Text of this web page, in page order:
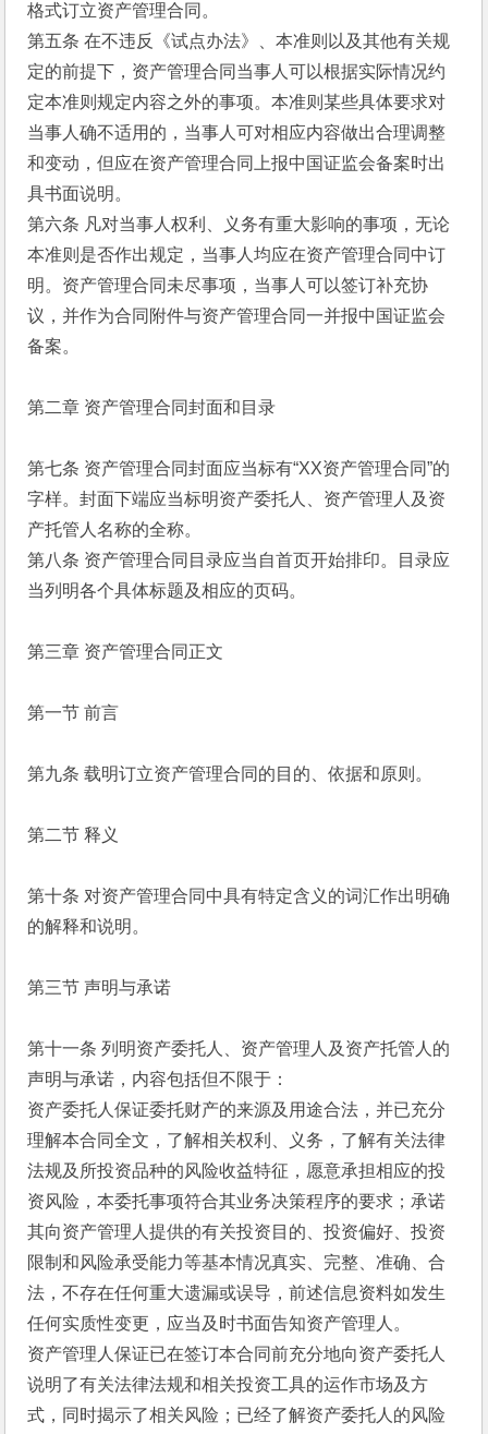
格式订立资产管理合同。
第五条 在不违反《试点办法》、本准则以及其他有关规
定的前提下，资产管理合同当事人可以根据实际情况约
定本准则规定内容之外的事项。本准则某些具体要求对
当事人确不适用的，当事人可对相应内容做出合理调整
和变动，但应在资产管理合同上报中国证监会备案时出
具书面说明。
第六条 凡对当事人权利、义务有重大影响的事项，无论
本准则是否作出规定，当事人均应在资产管理合同中订
明。资产管理合同未尽事项，当事人可以签订补充协
议，并作为合同附件与资产管理合同一并报中国证监会
备案。
第二章 资产管理合同封面和目录
第七条 资产管理合同封面应当标有“XX资产管理合同”的
字样。封面下端应当标明资产委托人、资产管理人及资
产托管人名称的全称。
第八条 资产管理合同目录应当自首页开始排印。目录应
当列明各个具体标题及相应的页码。
第三章 资产管理合同正文
第一节 前言
第九条 载明订立资产管理合同的目的、依据和原则。
第二节 释义
第十条 对资产管理合同中具有特定含义的词汇作出明确
的解释和说明。
第三节 声明与承诺
第十一条 列明资产委托人、资产管理人及资产托管人的
声明与承诺，内容包括但不限于：
资产委托人保证委托财产的来源及用途合法，并已充分
理解本合同全文，了解相关权利、义务，了解有关法律
法规及所投资品种的风险收益特征，愿意承担相应的投
资风险，本委托事项符合其业务决策程序的要求；承诺
其向资产管理人提供的有关投资目的、投资偏好、投资
限制和风险承受能力等基本情况真实、完整、准确、合
法，不存在任何重大遗漏或误导，前述信息资料如发生
任何实质性变更，应当及时书面告知资产管理人。
资产管理人保证已在签订本合同前充分地向资产委托人
说明了有关法律法规和相关投资工具的运作市场及方
式，同时揭示了相关风险；已经了解资产委托人的风险